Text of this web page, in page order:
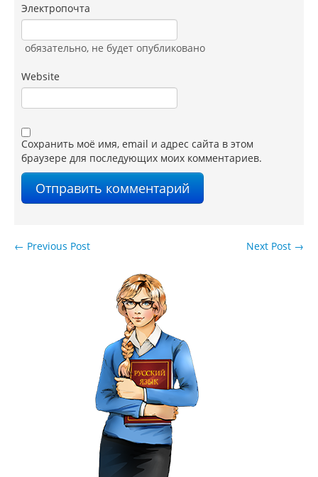
Электропочта
обязательно, не будет опубликовано
Website
Сохранить моё имя, email и адрес сайта в этом
браузере для последующих моих комментариев.
Next Post →
← Previous Post